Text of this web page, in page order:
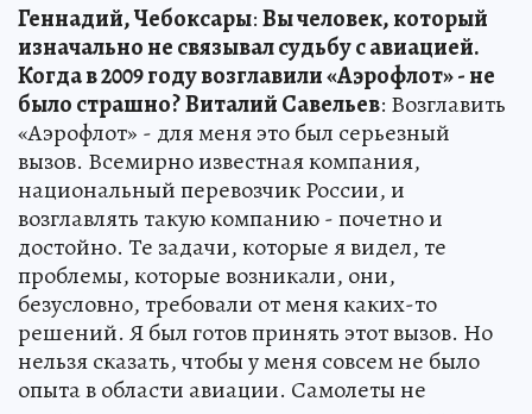
Геннадий, Чебоксары:Вы человек, который
изначально не связывал судьбу с авиацией.
Когда в 2009 году возглавили «Аэрофлот» - не
было страшно?Виталий Савельев: Возглавить
«Аэрофлот» - для меня это был серьезный
вызов. Всемирно известная компания,
национальный перевозчик России, и
возглавлять такую компанию - почетно и
достойно. Те задачи, которые я видел, те
проблемы, которые возникали, они,
безусловно, требовали от меня каких-то
решений. Я был готов принять этот вызов. Но
нельзя сказать, чтобы у меня совсем не было
опыта в области авиации. Самолеты не